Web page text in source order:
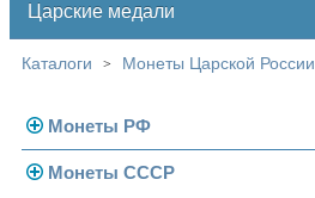
Царские медали
Каталоги > Монеты Царской России
Монеты РФ
Современная Россия
Монеты СССР